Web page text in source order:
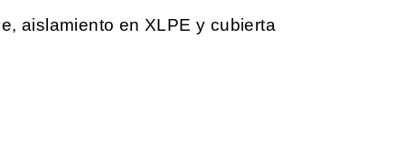
aislamiento en XLPE y cubierta